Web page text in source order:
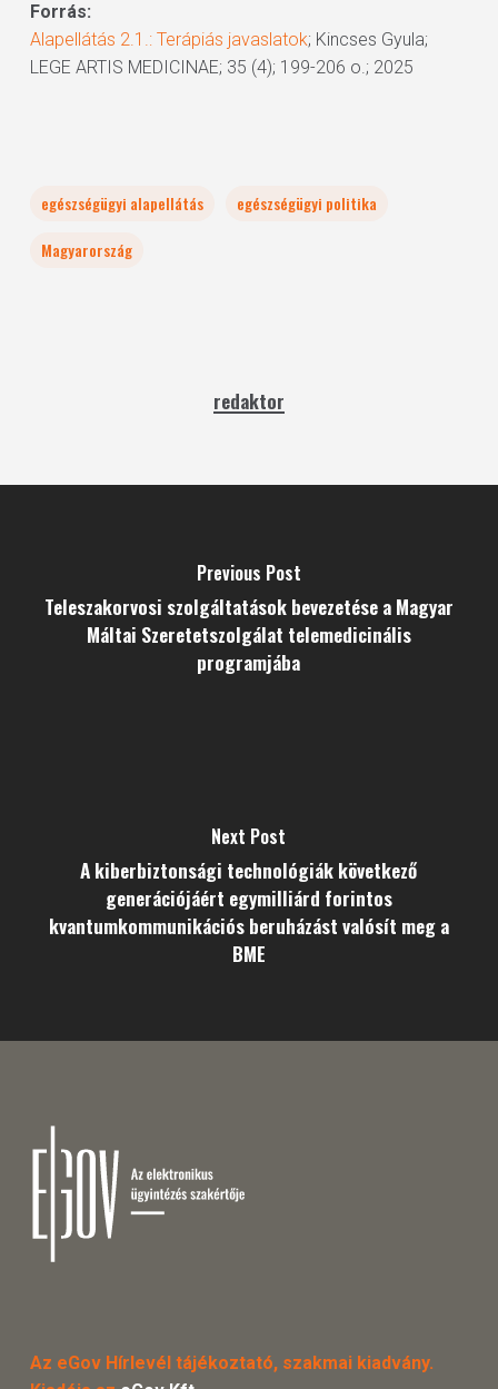
Forrás:
Alapellátás 2.1.: Terápiás javaslatok; Kincses Gyula;
LEGE ARTIS MEDICINAE; 35 (4); 199-206 o.; 2025
egészségügyi alapellátás
egészségügyi politika
Magyarország
redaktor
Previous Post
Teleszakorvosi szolgáltatások bevezetése a Magyar
Máltai Szeretetszolgálat telemedicinális
programjába
Next Post
A kiberbiztonsági technológiák következő
generációjáért egymilliárd forintos
kvantumkommunikációs beruházást valósít meg a
BME
Az eGov Hírlevél tájékoztató, szakmai kiadvány.